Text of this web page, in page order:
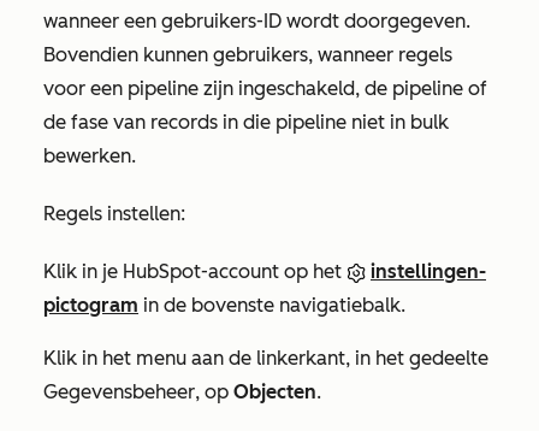
wanneer een gebruikers-ID wordt doorgegeven.
Bovendien kunnen gebruikers, wanneer regels
voor een pipeline zijn ingeschakeld, de pipeline of
de fase van records in die pipeline niet in bulk
bewerken.
Regels instellen:
Klik in je HubSpot-account op het
instellingen-
pictogram in de bovenste navigatiebalk.
Klik in het menu aan de linkerkant, in het gedeelte
Gegevensbeheer, op Objecten.